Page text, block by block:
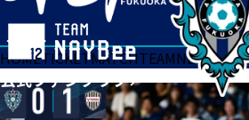
HOMETICKETMATCHTEAMNEWS